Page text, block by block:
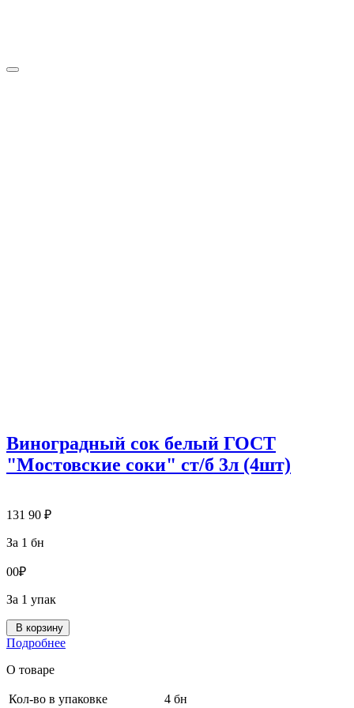
Виноградный сок белый ГОСТ
"Мостовские соки" ст/б 3л (4шт)
131 90 ₽
За 1 бн
00₽
За 1 упак
В корзину
Подробнее
О товаре
Кол-во в упаковке 4 бн